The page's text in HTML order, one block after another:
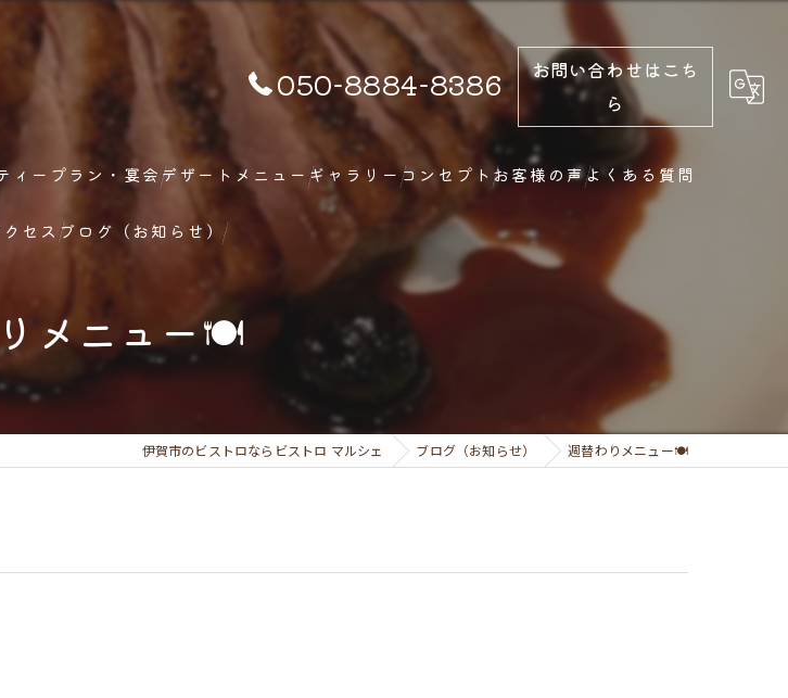
050-8884-8386
お問い合わせはこち
ら
ィープラン・宴会デザートメニュー ギャラリーコンセプト お客様の声よくある質問
セス ブログ（お知らせ）
メニュー🍽
伊賀市のビストロならビストロ マルシェ ブログ（お知らせ） 週替わりメニュー🍽